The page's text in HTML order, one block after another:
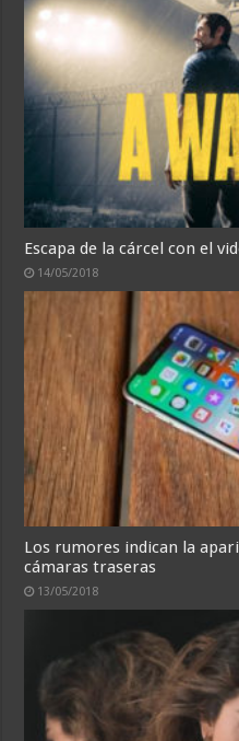
Escapa de la cárcel con el
14/05/2018
Los rumores indican la
cámaras traseras
13/05/2018